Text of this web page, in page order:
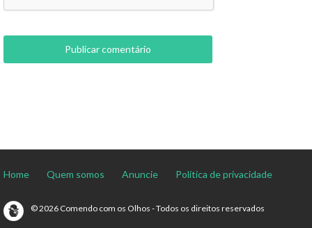
Home Quem somos Anuncie Política de privacidade
© 2026 Comendo com os Olhos - Todos os direitos reservados